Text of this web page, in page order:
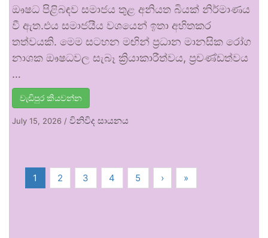
ඖෂධ පිළිබඳව සමාජය තුළ අනියත බියක් නිර්මාණය
වී ඇත.එය සමාජයීය වශයෙන් ඉතා අහිතකර
තත්වයකි. මෙම සටහන මඟින් ප්‍රධාන මානසික රෝග
නාශක ඖෂධවල සැබෑ ක්‍රියාකාරීත්වය, ප්‍රචණ්ඩත්වය
…
වැඩිපුර කියවන්න
July 15, 2026 / විනිවිද සායනය
1 2 3 4 5 › »